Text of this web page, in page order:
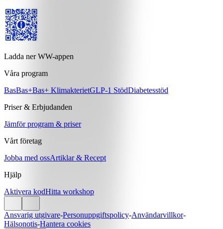
Ladda ner WW-appen
Våra program
BasBas+Bas+ KlimakterietGLP-1 StödDiabetesstöd
Priser & Erbjudanden
Jämför program & priser
Vårt företag
Jobba med ossArtiklar & Recept
Hjälp
Aktivera kodHitta workshop
Ansvarig utgivare-Personuppgiftspolicy-Användarvillkor-
Hälsonotis-Hantera cookies